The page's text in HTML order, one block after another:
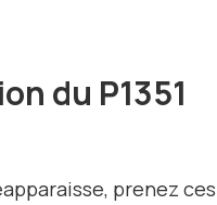
du P1351
prenez ces